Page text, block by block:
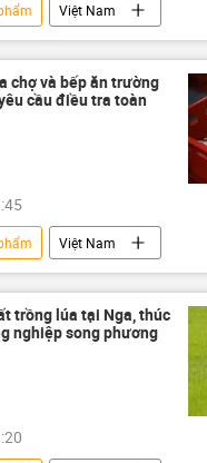
Việt Nam
Hà Nội
thực phẩm
thịt heo
chợ và bếp ăn trường
cầu điều tra toàn
Việt Nam
Chính phủ
thực phẩm
Thủ tướng
Dịch tả heo con heo
trồng lúa tại Nga, thúc
nghiệp song phương